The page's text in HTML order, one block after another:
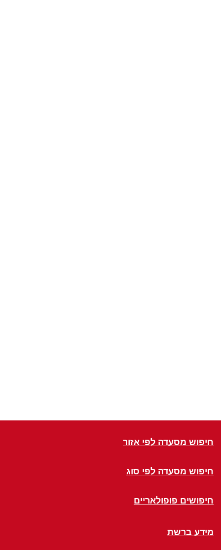
חיפוש מסעדה לפי אזור
חיפוש מסעדה לפי סוג
חיפושים פופולאריים
מידע ברשת